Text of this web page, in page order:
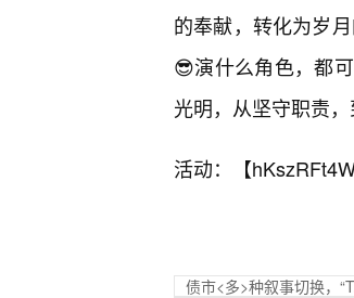
的奉献，转化为岁
😎演什么角色，都
光明，从坚守职责
活动：【
债市<多>种叙事切换，